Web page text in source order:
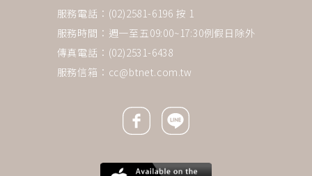
服務電話：(02)2581-6196 按 1
服務時間：週一至五09:00~17:30例假日除外
傳真電話：(02)2531-6438
服務信箱： cc@btnet.com.tw
Facebook icon
Line icon